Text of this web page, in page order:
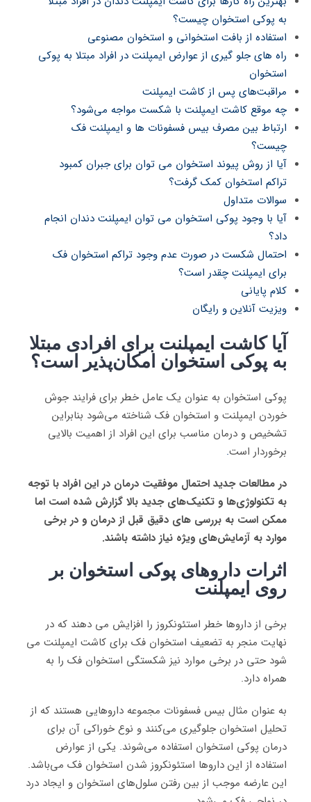
به پوکی استخوان چیست؟
استفاده از بافت استخوانی و استخوان مصنوعی
راه های جلو گیری از عوارض ایمپلنت در افراد مبتلا به پوکی
استخوان
مراقبت‌های پس از کاشت ایمپلنت
چه موقع کاشت ایمپلنت با شکست مواجه می‌شود؟
ارتباط بین مصرف بیس فسفونات ها و ایمپلنت فک
چیست؟
آیا از روش پیوند استخوان می توان برای جبران کمبود
تراکم استخوان کمک گرفت؟
سوالات متداول
آیا با وجود پوکی استخوان می توان ایمپلنت دندان انجام
داد؟
احتمال شکست در صورت عدم وجود تراکم استخوان فک
برای ایمپلنت چقدر است؟
کلام پایانی
ویزیت آنلاین و رایگان
آیا کاشت ایمپلنت برای افرادی مبتلا
به پوکی استخوان امکان‌پذیر است؟
پوکی استخوان به عنوان یک عامل خطر برای فرایند جوش
خوردن ایمپلنت و استخوان فک شناخته می‌شود بنابراین
تشخیص و درمان مناسب برای این افراد از اهمیت بالایی
برخوردار است.
در مطالعات جدید احتمال موفقیت درمان در این افراد با توجه
به تکنولوژی‌ها و تکنیک‌های جدید بالا گزارش شده است اما
ممکن است به بررسی های دقیق قبل از درمان و در برخی
موارد به آزمایش‌های ویژه نیاز داشته باشند.
اثرات داروهای پوکی استخوان بر
روی ایمپلنت
برخی از داروها خطر استئونکروز را افزایش می دهند که در
نهایت منجر به تضعیف استخوان فک برای کاشت ایمپلنت می
شود حتی در برخی موارد نیز شکستگی استخوان فک را به
همراه دارد.
به عنوان مثال بیس فسفونات مجموعه‌ داروهایی هستند که از
تحلیل استخوان جلوگیری می‌کنند و نوع خوراکی آن برای
درمان پوکی استخوان استفاده می‌شوند. یکی از عوارض
استفاده از این داروها استئونکروز شدن استخوان فک می‌باشد.
این عارضه موجب از بین رفتن سلول‌های استخوان و ایجاد درد